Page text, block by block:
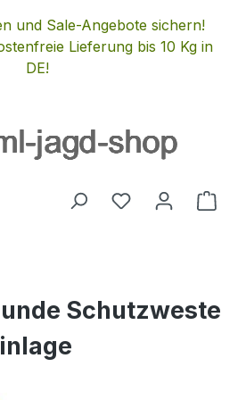
und Sale-Angebote sichern!
Lieferung bis 10 Kg in
DE!
Du hast 0
Schutzweste